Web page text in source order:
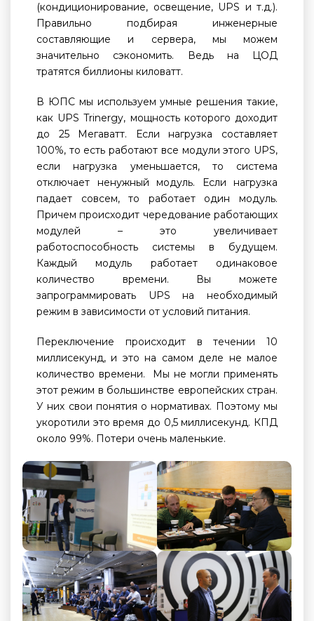
(кондиционирование, освещение, UPS и т.д.).
Правильно подбирая инженерные
составляющие и сервера, мы можем
значительно сэкономить. Ведь на ЦОД
тратятся биллионы киловатт.
В ЮПС мы используем умные решения такие,
как UPS Trinergy, мощность которого доходит
до 25 Мегаватт. Если нагрузка составляет
100%, то есть работают все модули этого UPS,
если нагрузка уменьшается, то система
отключает ненужный модуль. Если нагрузка
падает совсем, то работает один модуль.
Причем происходит чередование работающих
модулей – это увеличивает
работоспособность системы в будущем.
Каждый модуль работает одинаковое
количество времени. Вы можете
запрограммировать UPS на необходимый
режим в зависимости от условий питания.
Переключение происходит в течении 10
миллисекунд, и это на самом деле не малое
количество времени. Мы не могли применять
этот режим в большинстве европейских стран.
У них свои понятия о нормативах. Поэтому мы
укоротили это время до 0,5 миллисекунд. КПД
около 99%. Потери очень маленькие.